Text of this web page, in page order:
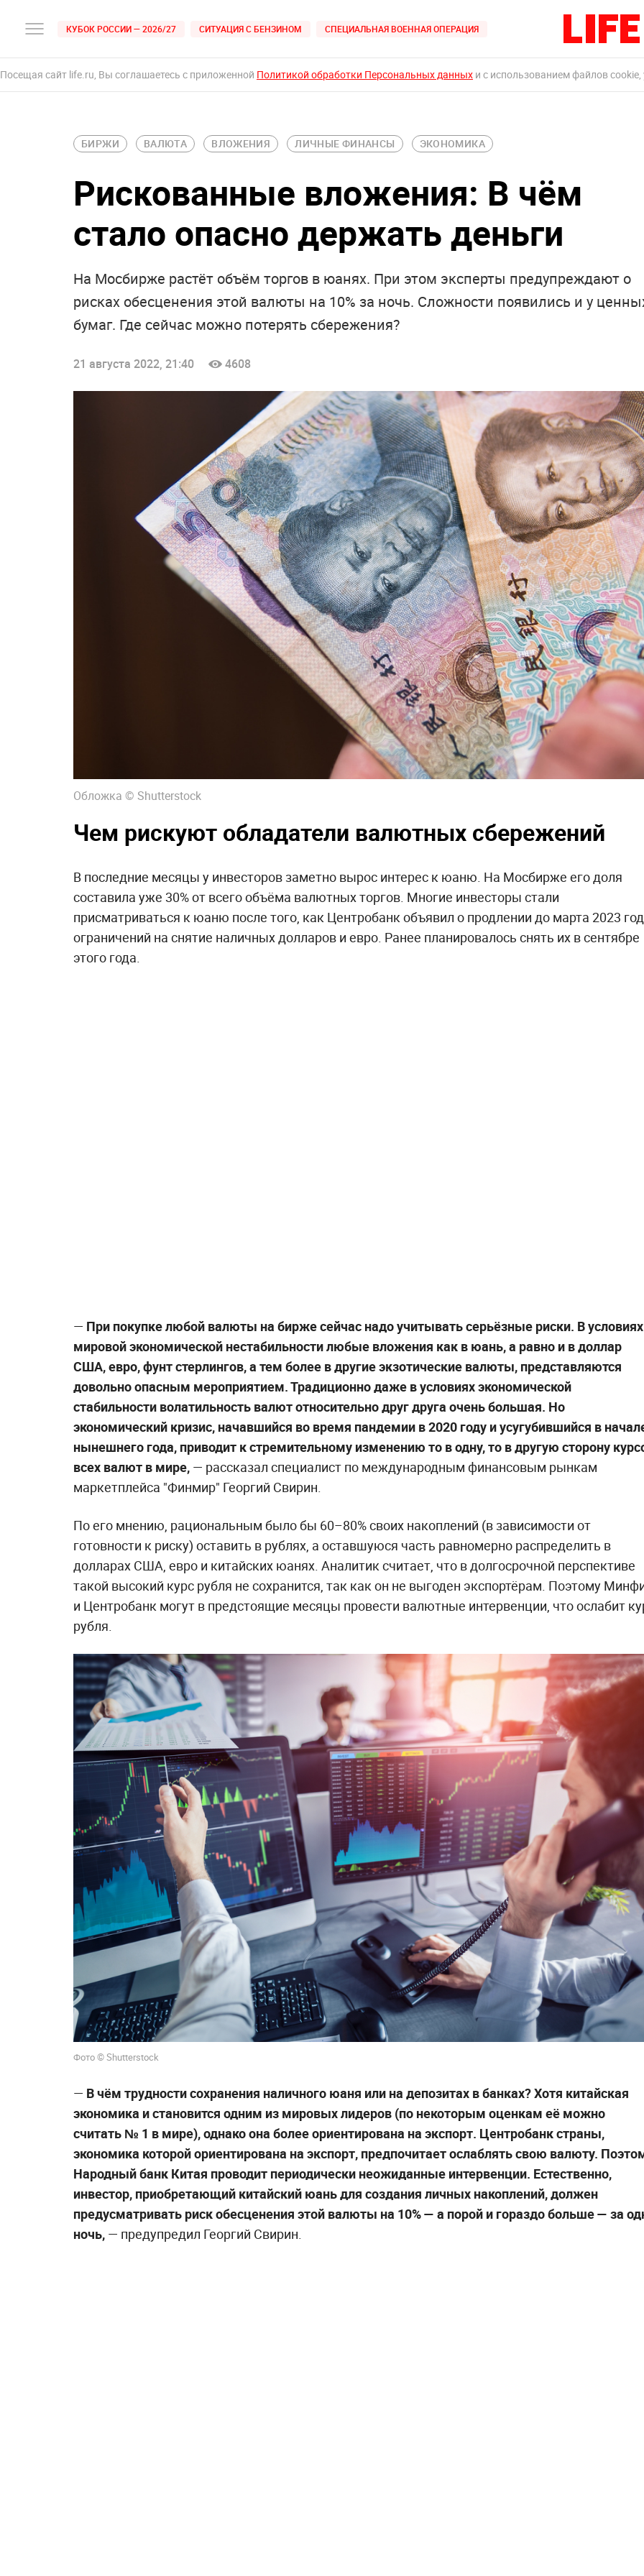
КУБОК РОССИИ — 2026/27 СИТУАЦИЯ С БЕНЗИНОМ СПЕЦИАЛЬНАЯ ВОЕННАЯ ОПЕРАЦИЯ
Посещая сайт life.ru, Вы соглашаетесь с приложенной Политикой обработки Персональных данных и с использованием файлов
БИРЖИ ВАЛЮТА ВЛОЖЕНИЯ ЛИЧНЫЕ ФИНАНСЫ ЭКОНОМИКА
Рискованные вложения: В чём
стало опасно держать деньги
На Мосбирже растёт объём торгов в юанях. При этом эксперты предупреждают о
рисках обесценения этой валюты на 10% за ночь. Сложности появились и у
бумаг. Где сейчас можно потерять сбережения?
21 августа 2022, 21:40 4608
Обложка © Shutterstock
Чем рискуют обладатели валютных сбережений
В последние месяцы у инвесторов заметно вырос интерес к юаню. На Мосбирже его доля
составила уже 30% от всего объёма валютных торгов. Многие инвесторы стали
присматриваться к юаню после того, как Центробанк объявил о продлении до марта 2023
ограничений на снятие наличных долларов и евро. Ранее планировалось снять их в сентябре
этого года.
— При покупке любой валюты на бирже сейчас надо учитывать серьёзные риски. В условиях
мировой экономической нестабильности любые вложения как в юань, а равно и в доллар
США, евро, фунт стерлингов, а тем более в другие экзотические валюты, представляются
довольно опасным мероприятием. Традиционно даже в условиях экономической
стабильности волатильность валют относительно друг друга очень большая. Но
экономический кризис, начавшийся во время пандемии в 2020 году и усугубившийся в
нынешнего года, приводит к стремительному изменению то в одну, то в другую сторону
всех валют в мире, — рассказал специалист по международным финансовым рынкам
маркетплейса "Финмир" Георгий Свирин.
По его мнению, рациональным было бы 60–80% своих накоплений (в зависимости от
готовности к риску) оставить в рублях, а оставшуюся часть равномерно распределить в
долларах США, евро и китайских юанях. Аналитик считает, что в долгосрочной перспективе
такой высокий курс рубля не сохранится, так как он не выгоден экспортёрам. Поэтому
и Центробанк могут в предстоящие месяцы провести валютные интервенции, что ослабит
рубля.
Фото © Shutterstock
— В чём трудности сохранения наличного юаня или на депозитах в банках? Хотя китайская
экономика и становится одним из мировых лидеров (по некоторым оценкам её можно
считать № 1 в мире), однако она более ориентирована на экспорт. Центробанк страны,
экономика которой ориентирована на экспорт, предпочитает ослаблять свою валюту.
Народный банк Китая проводит периодически неожиданные интервенции. Естественно,
инвестор, приобретающий китайский юань для создания личных накоплений, должен
предусматривать риск обесценения этой валюты на 10% — а порой и гораздо больше — за
ночь, — предупредил Георгий Свирин.